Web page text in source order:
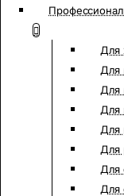
Для
Для
Для
Для
Для
Для
Для
Для